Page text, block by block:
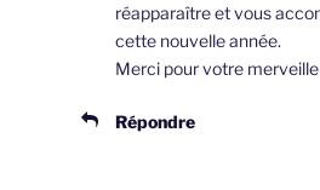
réapparaître et vous
cette nouvelle année.
Merci pour votre
Répondre